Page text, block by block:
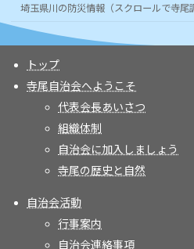
埼玉県川の防災情報（スクロールで寺尾
トップ
寺尾自治会へようこそ
代表会長あいさつ
組織体制
自治会に加入しましょう
寺尾の歴史と自然
自治会活動
行事案内
自治会連絡事項